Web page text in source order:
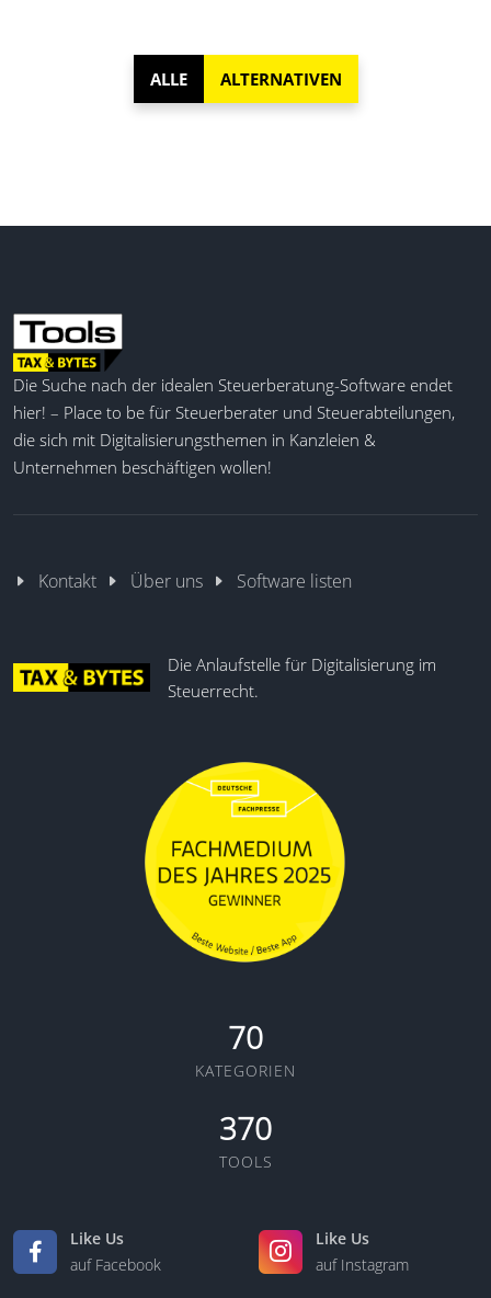
Die Suche nach der idealen Steuerberatung-Software endet
hier! – Place to be für Steuerberater und Steuerabteilungen,
die sich mit Digitalisierungsthemen in Kanzleien &
Unternehmen beschäftigen wollen!
Kontakt Über uns Software listen
Die Anlaufstelle für Digitalisierung im
Steuerrecht.
70
KATEGORIEN
370
TOOLS
Like Us
auf Facebook
Like Us
auf Instagram